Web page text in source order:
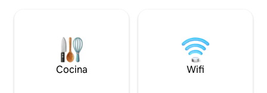
Cocina Wifi